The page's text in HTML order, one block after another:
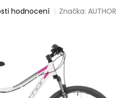
hodnocení Značka:AUTHOR